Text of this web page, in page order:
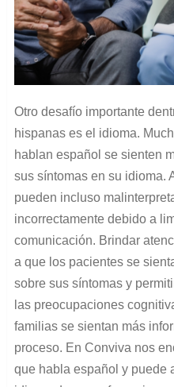
Otro desafío importante
hispanas es el idioma.
hablan español se sienten
sus síntomas en su idioma.
pueden incluso
incorrectamente debido a
comunicación. Brindar
a que los pacientes se
sobre sus síntomas y
las preocupaciones
familias se sientan más
proceso. En Conviva nos
que habla español y puede